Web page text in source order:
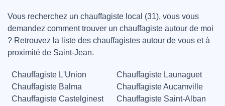
Vous recherchez un chauffagiste local (31), vous vous
demandez comment trouver un chauffagiste autour de moi
? Retrouvez la liste des chauffagistes autour de vous et à
proximité de Saint-Jean.
Chauffagiste L'Union
Chauffagiste Launaguet
Chauffagiste Balma
Chauffagiste Aucamville
Chauffagiste Castelginest
Chauffagiste Saint-Alban